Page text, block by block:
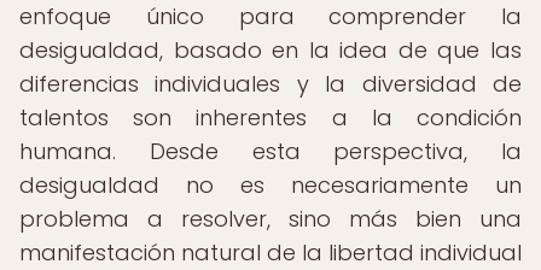
enfoque único para comprender la
desigualdad, basado en la idea de que las
diferencias individuales y la diversidad de
talentos son inherentes a la condición
humana. Desde esta perspectiva, la
desigualdad no es necesariamente un
problema a resolver, sino más bien una
manifestación natural de la libertad individual